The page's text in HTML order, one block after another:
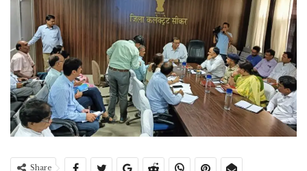
Share